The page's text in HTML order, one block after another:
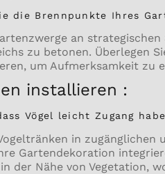
die Brennpunkte Ihres
an
zu betonen. Überlegen
um Aufmerksamkeit zu
installieren :
Vögel leicht Zugang
in zugänglichen
Gartendekoration
der Nähe von Vegetation,